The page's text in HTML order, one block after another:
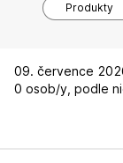
Produkty
09. července
0 osob/y, podle